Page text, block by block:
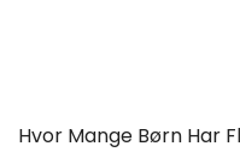
Hvor Mange Børn Har